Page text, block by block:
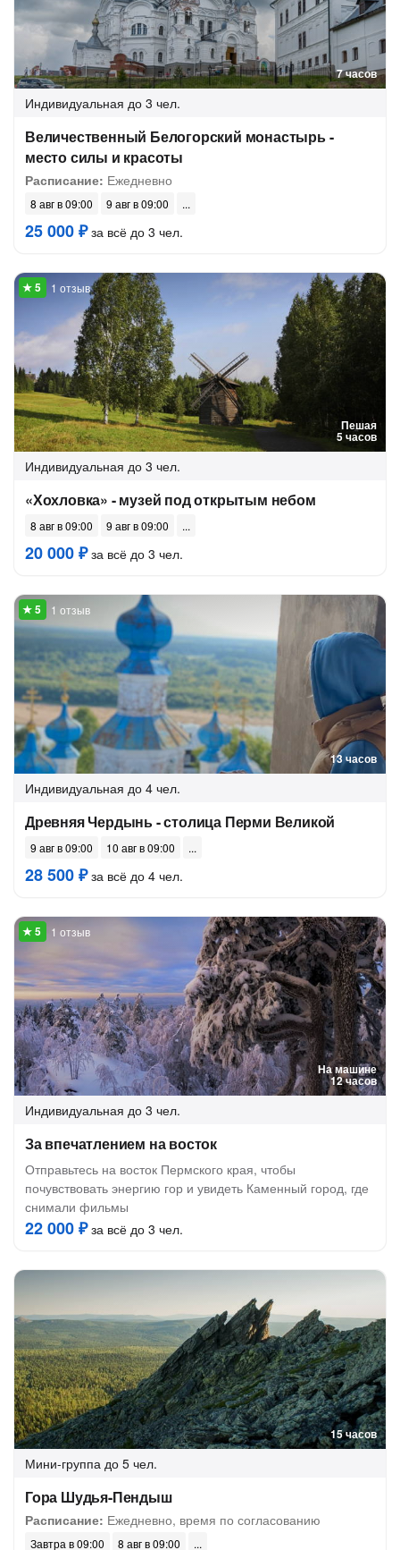
7 часов
Индивидуальная до 3 чел.
Величественный Белогорский монастырь -
место силы и красоты
Расписание: Ежедневно
8 авг в 09:00 9 авг в 09:00
25 000 ₽за всё до 3 чел.
Пешая
5 часов
1 отзыв
Индивидуальная до 3 чел.
«Хохловка» - музей под открытым небом
8 авг в 09:00 9 авг в 09:00
20 000 ₽за всё до 3 чел.
13 часов
1 отзыв
Индивидуальная до 4 чел.
Древняя Чердынь - столица Перми Великой
9 авг в 09:00 10 авг в 09:00
28 500 ₽за всё до 4 чел.
На машине
12 часов
1 отзыв
Индивидуальная до 3 чел.
За впечатлением на восток
Отправьтесь на восток Пермского края, чтобы
почувствовать энергию гор и увидеть Каменный город, где
снимали фильмы
22 000 ₽за всё до 3 чел.
15 часов
Мини-группа до 5 чел.
Гора Шудья-Пендыш
Расписание: Ежедневно, время по согласованию
Завтра в 09:00 8 авг в 09:00